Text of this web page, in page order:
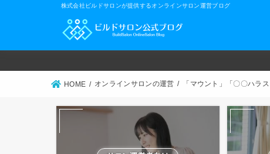
株式会社ビルドサロンが提供するオンラインサロン運営ブログ
HOME オンラインサロンの運営 「マウント」「〇〇ハラ